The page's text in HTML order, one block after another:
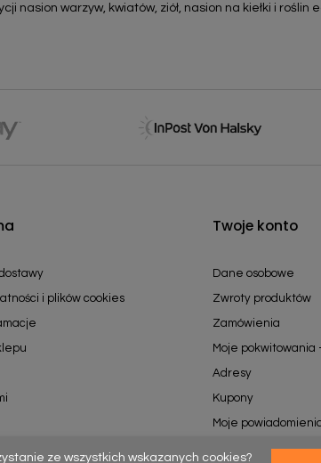
nasion warzyw, kwiatów, ziół, nasion na kiełki i roślin
i plików cookies
Twoje konto
Dane osobowe
Zwroty produktów
Zamówienia
Moje pokwitowania
Adresy
Kupony
Moje
ze wszystkich wskazanych cookies?